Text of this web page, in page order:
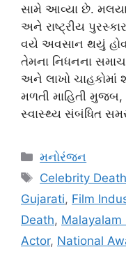
સામે આવ્યા છે.
અને રાષ્ટ્રીય
વયે અવસાન થયું
તેમના નિધનના
અને લાખો ચાહકોમાં
મળતી માહિતી
સ્વાસ્થ્ય સંબંધિત
Categories
મનોરંજન
Tags
Celebrity
Gujarati, Film
Death, Malayalam
Actor, National